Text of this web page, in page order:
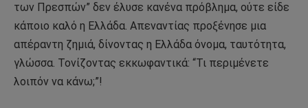
των Πρεσπών” δεν έλυσε κανένα πρόβλημα, ούτε είδε
κάποιο καλό η Ελλάδα. Απεναντίας προξένησε μια
απέραντη ζημιά, δίνοντας η Ελλάδα όνομα, ταυτότητα,
γλώσσα. Τονίζοντας εκκωφαντικά: “Τι περιμένετε
λοιπόν να κάνω;”!